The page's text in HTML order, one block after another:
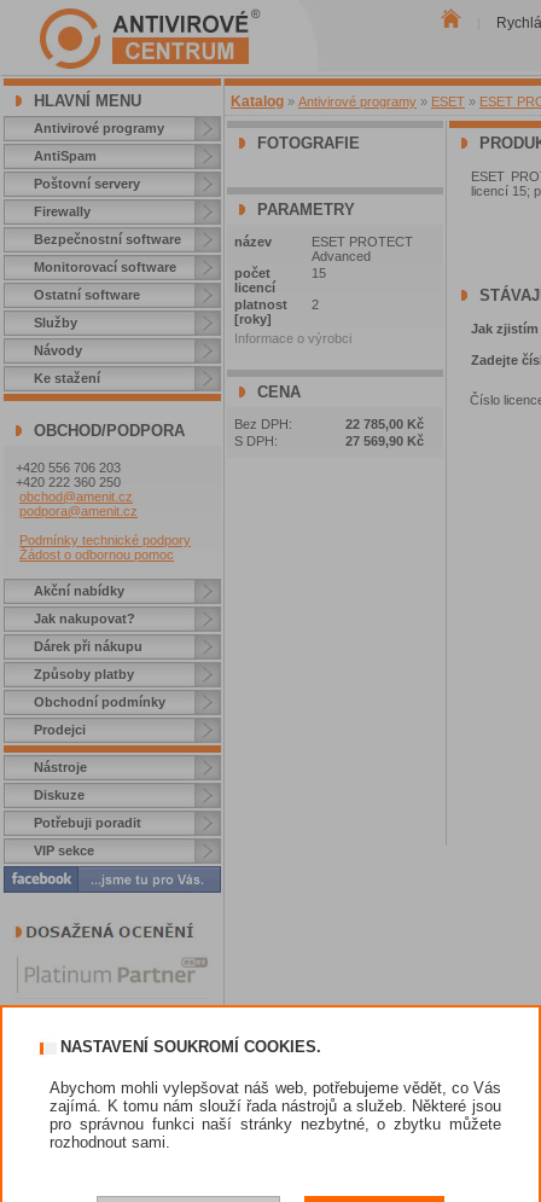
HLAVNÍ MENU
Antivirové programy
AntiSpam
Poštovní servery
Firewally
Bezpečnostní software
Monitorovací software
Ostatní software
Služby
Návody
Ke stažení
OBCHOD/PODPORA
+420 556 706 203
+420 222 360 250
obchod@amenit.cz
podpora@amenit.cz
Podmínky technické podpory
Žádost o odbornou pomoc
Akční nabídky
Jak nakupovat?
Dárek při nákupu
Způsoby platby
Obchodní podmínky
Prodejci
Nástroje
Diskuze
Potřebuji poradit
VIP sekce
Katalog » Antivirové programy » ESET » ESET
FOTOGRAFIE
PARAMETRY
název
ESET PROTECT
Advanced
počet
licencí
15
platnost
[roky]
2
Informace o výrobci
CENA
Bez DPH:
22 785,00 Kč
S DPH:
27 569,90 Kč
ESET
licencí 15;
Jak
Zadejte
Číslo
NASTAVENÍ SOUKROMÍ COOKIES.
Abychom mohli vylepšovat náš web, potřebujeme vědět, co Vás
zajímá. K tomu nám slouží řada nástrojů a služeb. Některé jsou
pro správnou funkci naší stránky nezbytné, o zbytku můžete
rozhodnout sami.